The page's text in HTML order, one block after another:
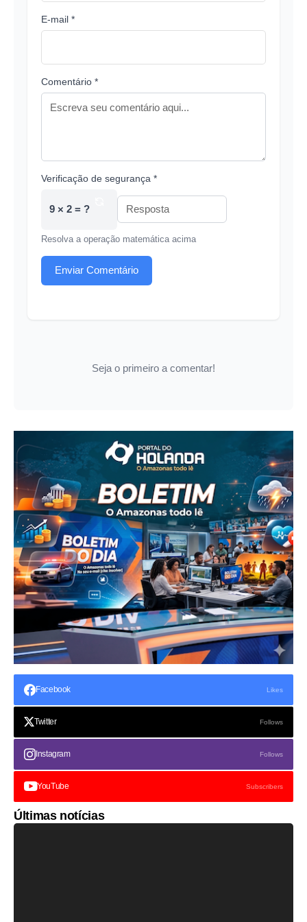
E-mail *
Comentário *
Verificação de segurança *
9 × 2 = ?
Resolva a operação matemática acima
Enviar Comentário
Seja o primeiro a comentar!
Facebook Likes
Twitter Follows
Instagram Follows
YouTube Subscribers
Últimas notícias